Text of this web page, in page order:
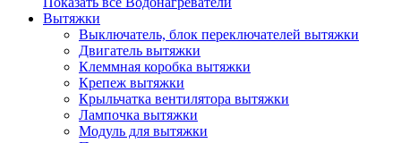
Вытяжки
Выключатель, блок переключателей вытяжки
Двигатель вытяжки
Клеммная коробка вытяжки
Крепеж вытяжки
Крыльчатка вентилятора вытяжки
Лампочка вытяжки
Модуль для вытяжки